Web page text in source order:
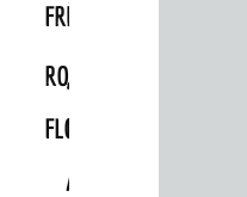
FRÜHLING
HERBST
RODENSTEINER
FLOHMARKT
„WOINEM
LIVE“
AM